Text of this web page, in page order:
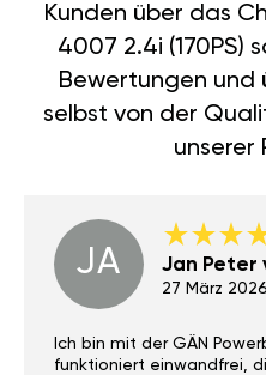
Kunden über das
4007 2.4i (170PS)
Bewertungen und
selbst von der
unserer
JA Jan Peter
27 März 2026
Ich bin mit der GÄN
funktioniert einwandfrei,